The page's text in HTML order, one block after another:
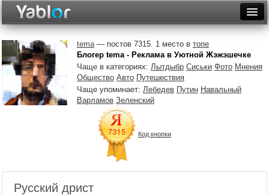
Неделя
Месяц
Рейтинги
Архив
Фототоп
tema— постов 7315. 1 место в топе
Блогер tema - Реклама в Уютной Жэжэшечке
Чаще в категориях: Лытдыбр Сиськи Фото Мнения
Общество Авто Путешествия
Чаще упоминает: Лебедев Путин Навальный
Варламов Зеленский
Код кнопки
Русский дрист